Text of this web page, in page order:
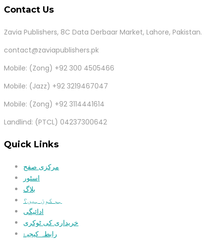
Contact Us
Zavia Publishers, 8C Data Derbaar Market, Lahore, Pakistan.
contact@zaviapublishers.pk
Mobile: (Zong) +92 300 4505466
Mobile: (Jazz) +92 3219467047
Mobile: (Zong) +92 3114441614
Landlind: (PTCL) 04237300642
Quick Links
مرکزی صفح
اسٹور
بلاگ
ہم کون ہیں؟
ادائیگی
خریداری کی ٹوکری
رابطہ کیجیۓ